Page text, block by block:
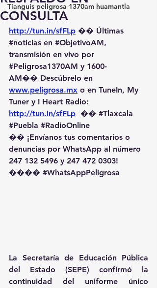
Tianguis peligrosa 1370am huamantla
CONSULTA
http://tun.in/sfFLp �� Últimas
#noticias en #ObjetivoAM,
transmisión en vivo por
#Peligrosa1370AM y 1600-
AM��️ Descúbrelo en
www.peligrosa.mx o en TuneIn, My
Tuner y I Heart Radio:
http://tun.in/sfFLp �� #Tlaxcala
#Puebla #RadioOnline
�� ¡Envíanos tus comentarios o
denuncias por WhatsApp al número
247 132 5496 y 247 472 0303!
��️�� #WhatsAppPeligrosa
La Secretaría de Educación Pública
del Estado (SEPE) confirmó la
continuidad del uniforme único